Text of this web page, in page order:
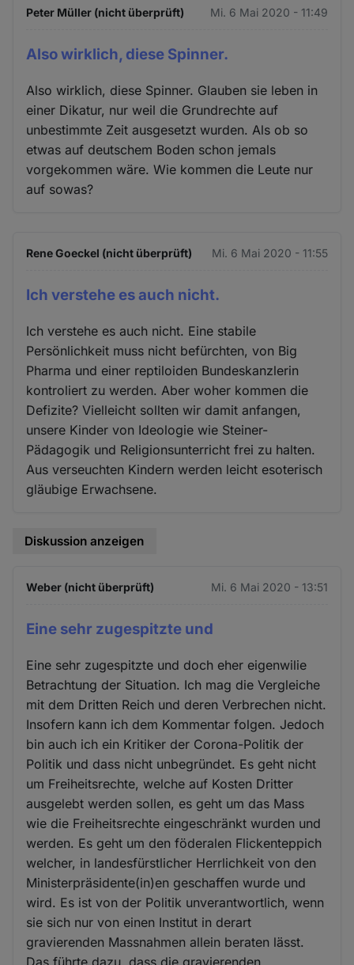
Peter Müller (nicht überprüft) Mi. 6 Mai 2020 - 11:49
Also wirklich, diese Spinner.
Also wirklich, diese Spinner. Glauben sie leben in
einer Dikatur, nur weil die Grundrechte auf
unbestimmte Zeit ausgesetzt wurden. Als ob so
etwas auf deutschem Boden schon jemals
vorgekommen wäre. Wie kommen die Leute nur
auf sowas?
Rene Goeckel (nicht überprüft) Mi. 6 Mai 2020 - 11:55
Ich verstehe es auch nicht.
Ich verstehe es auch nicht. Eine stabile
Persönlichkeit muss nicht befürchten, von Big
Pharma und einer reptiloiden Bundeskanzlerin
kontroliert zu werden. Aber woher kommen die
Defizite? Vielleicht sollten wir damit anfangen,
unsere Kinder von Ideologie wie Steiner-
Pädagogik und Religionsunterricht frei zu halten.
Aus verseuchten Kindern werden leicht esoterisch
gläubige Erwachsene.
Diskussion anzeigen
Weber (nicht überprüft) Mi. 6 Mai 2020 - 13:51
Eine sehr zugespitzte und
Eine sehr zugespitzte und doch eher eigenwilie
Betrachtung der Situation. Ich mag die Vergleiche
mit dem Dritten Reich und deren Verbrechen nicht.
Insofern kann ich dem Kommentar folgen. Jedoch
bin auch ich ein Kritiker der Corona-Politik der
Politik und dass nicht unbegründet. Es geht nicht
um Freiheitsrechte, welche auf Kosten Dritter
ausgelebt werden sollen, es geht um das Mass
wie die Freiheitsrechte eingeschränkt wurden und
werden. Es geht um den föderalen Flickenteppich
welcher, in landesfürstlicher Herrlichkeit von den
Ministerpräsidente(in)en geschaffen wurde und
wird. Es ist von der Politik unverantwortlich, wenn
sie sich nur von einen Institut in derart
gravierenden Massnahmen allein beraten lässt.